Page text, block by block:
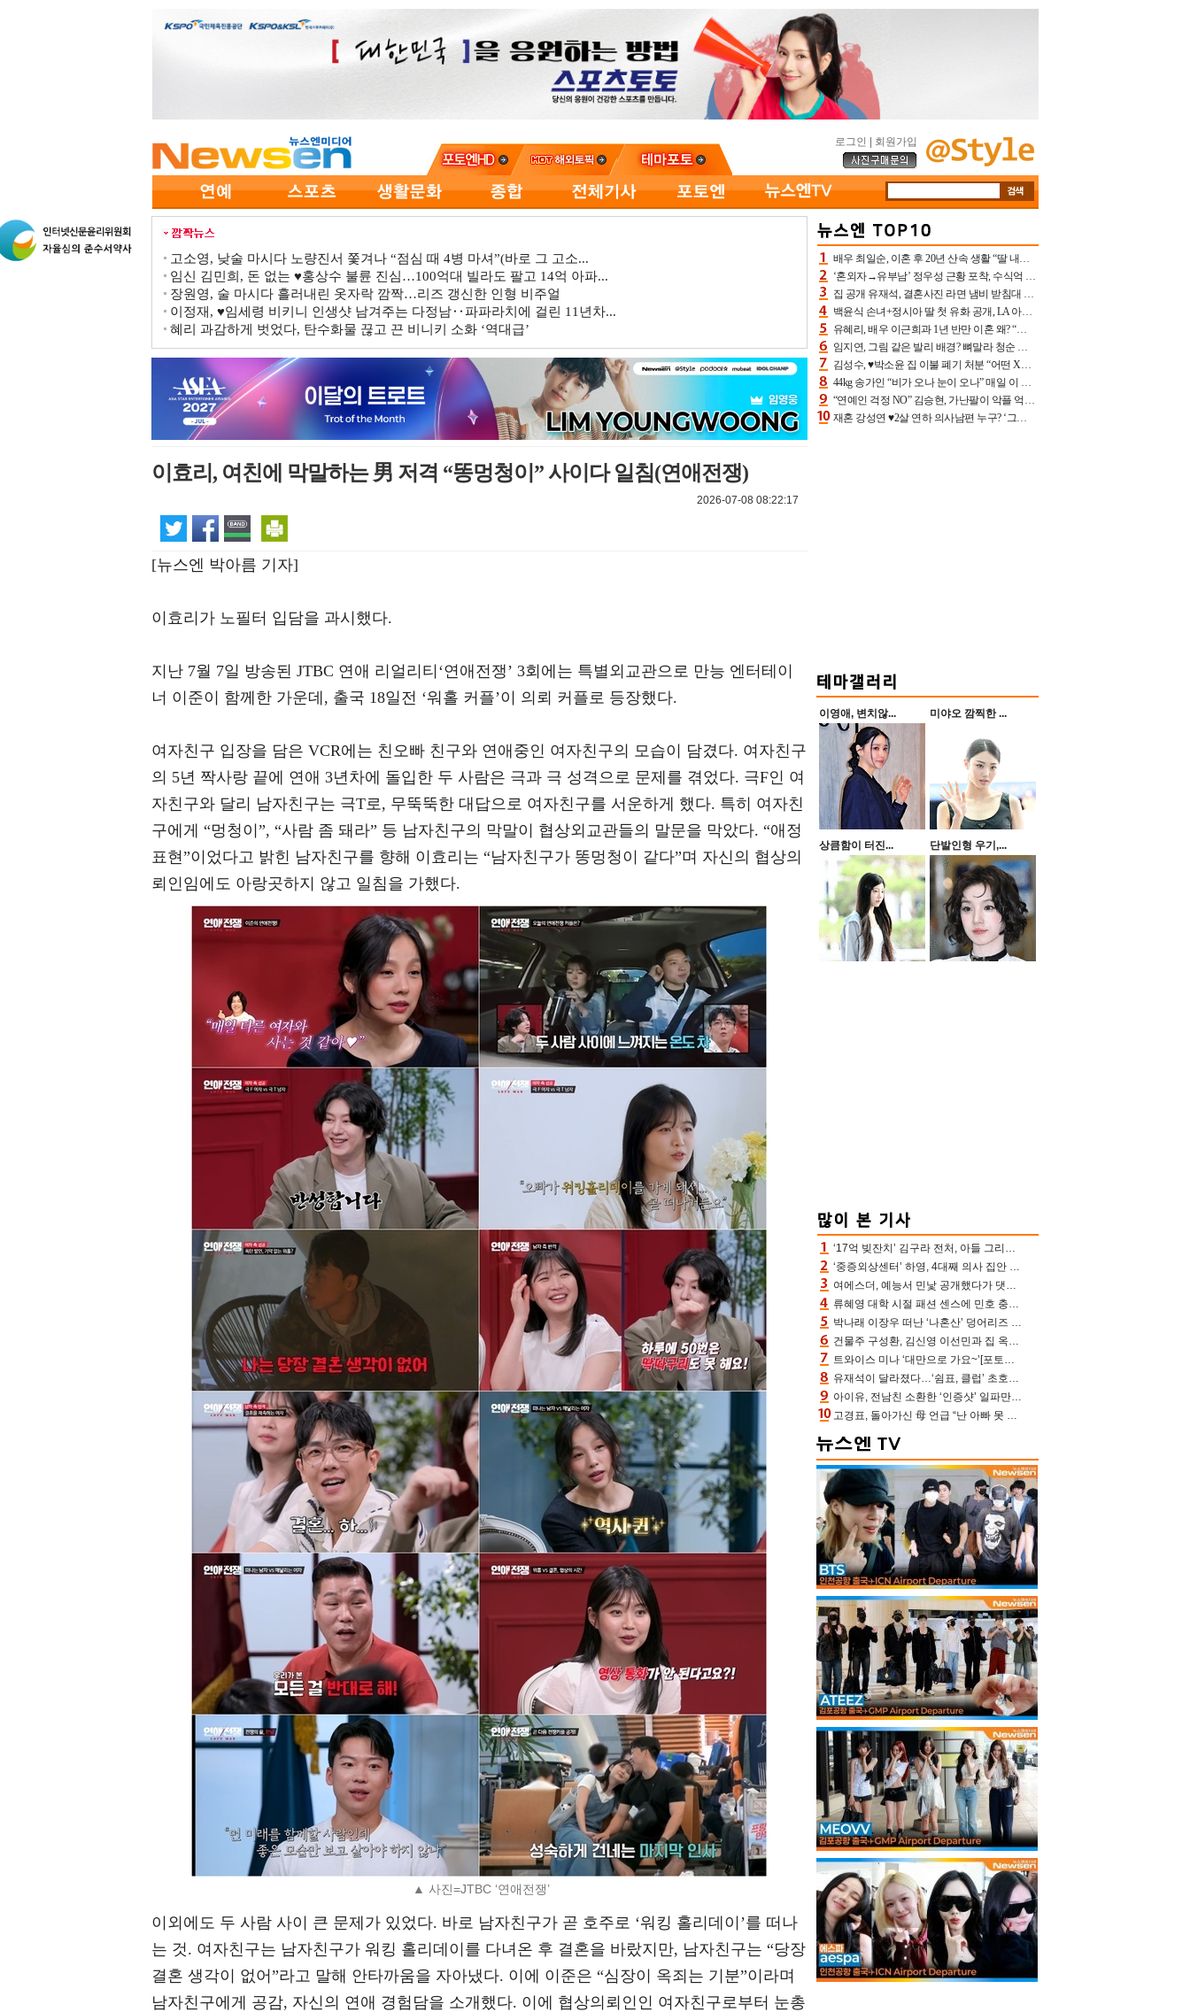
로그인 회원가입
고소영, 낮술 마시다 노량진서 쫓겨나 “점심 때 4병 마셔”(바로 그 고소...
임신 김민희, 돈 없는 ♥홍상수 불륜 진심…100억대 빌라도 팔고 14억 아파...
장원영, 술 마시다 흘러내린 옷자락 깜짝…리즈 갱신한 인형 비주얼
이정재, ♥임세령 비키니 인생샷 남겨주는 다정남‥파파라치에 걸린 11년차...
혜리 과감하게 벗었다, 탄수화물 끊고 끈 비니키 소화 ‘역대급’
이효리, 여친에 막말하는 男 저격 “똥멍청이” 사이다 일침(연애전쟁)
2026-07-08 08:22:17
[뉴스엔 박아름 기자]
이효리가 노필터 입담을 과시했다.
지난 7월 7일 방송된 JTBC 연애 리얼리티‘연애전쟁’ 3회에는 특별외교관으로 만능 엔터테이
너 이준이 함께한 가운데, 출국 18일전 ‘워홀 커플’이 의뢰 커플로 등장했다.
여자친구 입장을 담은 VCR에는 친오빠 친구와 연애중인 여자친구의 모습이 담겼다. 여자친구
의 5년 짝사랑 끝에 연애 3년차에 돌입한 두 사람은 극과 극 성격으로 문제를 겪었다. 극F인 여
자친구와 달리 남자친구는 극T로, 무뚝뚝한 대답으로 여자친구를 서운하게 했다. 특히 여자친
구에게 “멍청이”, “사람 좀 돼라” 등 남자친구의 막말이 협상외교관들의 말문을 막았다. “애정
표현”이었다고 밝힌 남자친구를 향해 이효리는 “남자친구가 똥멍청이 같다”며 자신의 협상의
뢰인임에도 아랑곳하지 않고 일침을 가했다.
▲ 사진=JTBC ‘연애전쟁’
이외에도 두 사람 사이 큰 문제가 있었다. 바로 남자친구가 곧 호주로 ‘워킹 홀리데이’를 떠나
는 것. 여자친구는 남자친구가 워킹 홀리데이를 다녀온 후 결혼을 바랐지만, 남자친구는 “당장
결혼 생각이 없어”라고 말해 안타까움을 자아냈다. 이에 이준은 “심장이 옥죄는 기분”이라며
남자친구에게 공감, 자신의 연애 경험담을 소개했다. 이에 협상의뢰인인 여자친구로부터 눈총
배우 최일순, 이혼 후 20년 산속 생활 “딸 내가 버렸다고 원망‥맘 아파”(특종)[어제TV]
‘혼외자→유부남’ 정우성 근황 포착, 수식억 해킹 피해 후배 만났다 “존경하는”
집 공개 유재석, 결혼사진 라면 냄비 받침대 되고 분노‥가족사진도 피해(놀뭐)[어제TV]
백윤식 손녀+정시아 딸 첫 유화 공개, LA 아트쇼→서울국제조각페스타 작가다운 수준급 실력
유혜리, 배우 이근희과 1년 반만 이혼 왜? “식칼 꽂고 의자 던져” 충격 폭로(특종)[어제TV]
임지연, 그림 같은 발리 배경? 뼈말라 청순 비키니 핏에 상대 안 되네
김성수, ♥박소윤 집 이불 폐기 처분 “어떤 X이랑 썼을지 몰라” 질투(신랑수업2)[어제TV]
44kg 송가인 “비가 오나 눈이 오나” 매일 이 운동, 허벅지 근육량 상승+체지방 감소
“연예인 걱정 NO” 김승현, 가난팔이 악플 억울할만‥아내+딸과 日 여행
재혼 강성연 ♥2살 연하 의사남편 누구? ‘그알’ 자문의에 훈남 비주얼 초엘리트 스펙 [종합]
이영애, 변치않... 미야오 깜찍한 ...
상큼함이 터진... 단발인형 우기,...
‘17억 빚잔치’ 김구라 전처, 아들 그리는 “나 뿐인데” 친엄마 챙기는 효심 눈길
‘중증외상센터’ 하영, 4대째 의사 집안 인증 “증조부, 고종 황제 진료”(옥문아)[어제TV]
여에스더, 예능서 민낯 공개했다가 댓글에 충격 “눈 왜 저렇게 처졌냐고”(에스더TV)
류혜영 대학 시절 패션 센스에 민호 충격 “레몬색 레깅스에 다리 없는 줄”(나혼산)
박나래 이장우 떠난 ‘나혼산’ 덩어리즈 왔다, 1인 1케이크에 팜유 전현무 충격[어제TV]
건물주 구성환, 김신영 이선민과 집 옥상서 41만원 한우 파티 “화력이 성화봉송”(나혼산)
트와이스 미나 ‘대만으로 가요~’[포토엔HD]
유재석이 달라졌다…‘쉼표, 클럽’ 초호화 코스에 주우재도 감탄 (놀면 뭐하니?)
아이유, 전남친 소환한 ‘인증샷’ 일파만파 속…남사친 변우석 선물도 남겼나 ‘훈훈’
고경표, 돌아가신 母 언급 “난 아빠 못 될 듯” 족보 태운 부친 응원 뭉클(나혼산)